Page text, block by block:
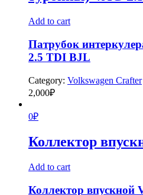
Add to cart
Патрубок
2.5 TDI BJL
Category: Volkswagen Crafter
2,000₽
0₽
Коллектор
Add to cart
Коллектор впускной